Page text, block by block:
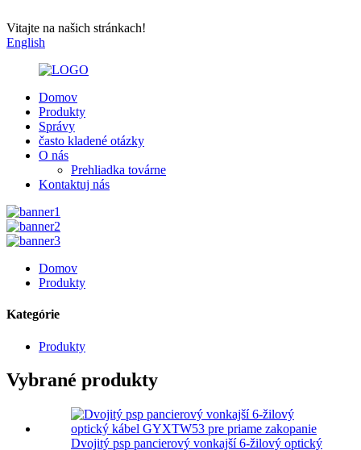
Vitajte na našich stránkach!
English
Domov
Produkty
Správy
často kladené otázky
O nás
Prehliadka továrne
Kontaktuj nás
Domov
Produkty
Kategórie
Produkty
Vybrané produkty
Dvojitý psp pancierový vonkajší 6-žilový optický